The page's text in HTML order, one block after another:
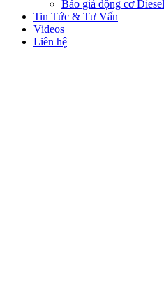
Báo giá động cơ Diesel
Tin Tức & Tư Vấn
Videos
Liên hệ